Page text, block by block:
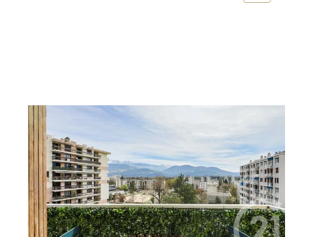
MEYLAN 38
69,13 m , 3 pièces
Ref : 6980
Appartement T4 à vendre
234 000 €
Visiter le site dédié